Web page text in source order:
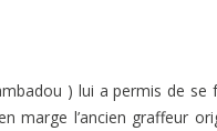
) lui a permis de se
l’ancien graffeur